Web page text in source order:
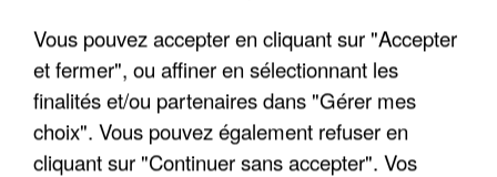
Vous pouvez accepter en cliquant sur "Accepter
et fermer", ou affiner en sélectionnant les
finalités et/ou partenaires dans "Gérer mes
choix". Vous pouvez également refuser en
cliquant sur "Continuer sans accepter". Vos